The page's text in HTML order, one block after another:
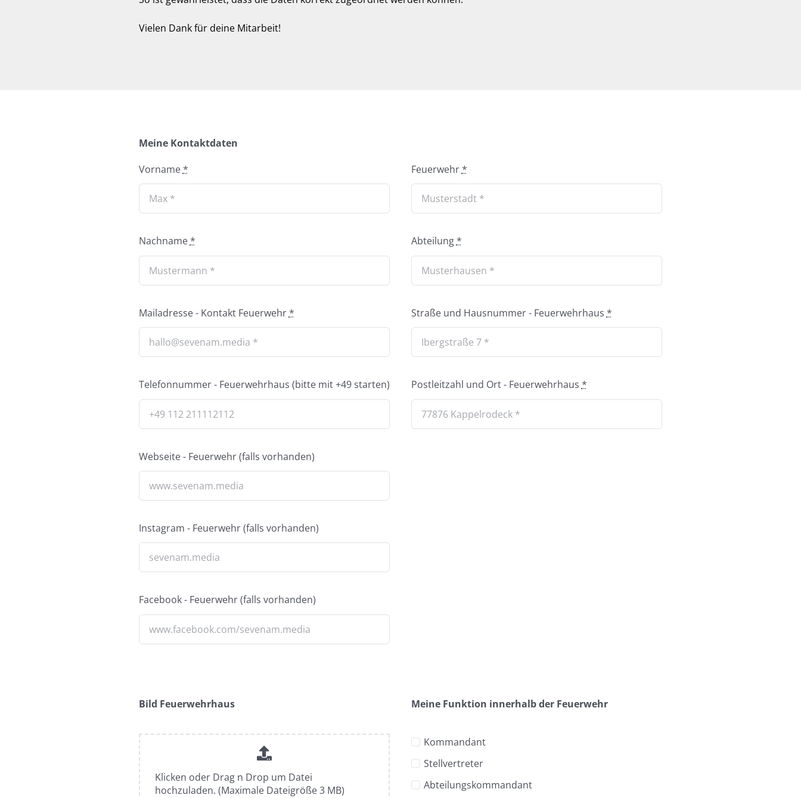
Vielen Dank für deine Mitarbeit!
Meine Kontaktdaten
Vorname*
Nachname*
Mailadresse - Kontakt Feuerwehr*
Telefonnummer - Feuerwehrhaus (bitte mit +49 starten)
Webseite - Feuerwehr (falls vorhanden)
Instagram - Feuerwehr (falls vorhanden)
Facebook - Feuerwehr (falls vorhanden)
Feuerwehr*
Abteilung*
Straße und Hausnummer - Feuerwehrhaus *
Postleitzahl und Ort - Feuerwehrhaus *
Bild Feuerwehrhaus
Klicken oder Drag n Drop um Datei
hochzuladen. (Maximale Dateigröße 3 MB)
Meine Funktion innerhalb der Feuerwehr
Kommandant
Stellvertreter
Abteilungskommandant